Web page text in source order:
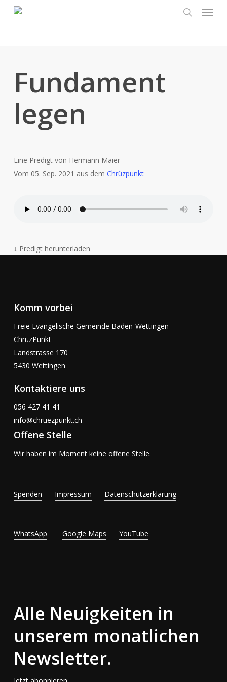
Menu
Fundament
legen
Eine Predigt von Hermann Maier
Vom 05. Sep. 2021 aus dem Chrüzpunkt
↓ Predigt herunterladen
Komm vorbei
Freie Evangelische Gemeinde Baden-Wettingen
ChrüzPunkt
Landstrasse 170
5430 Wettingen
Kontaktiere uns
056 427 41 41
info@chruezpunkt.ch
Offene Stelle
Wir haben im Moment keine offene Stelle.
Spenden Impressum Datenschutzerklärung
WhatsApp Google Maps YouTube
Alle Neuigkeiten in
unserem monatlichen
Newsletter.